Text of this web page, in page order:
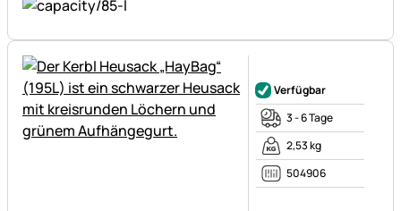
Verfügbar
3 - 6 Tage
2,53 kg
504906